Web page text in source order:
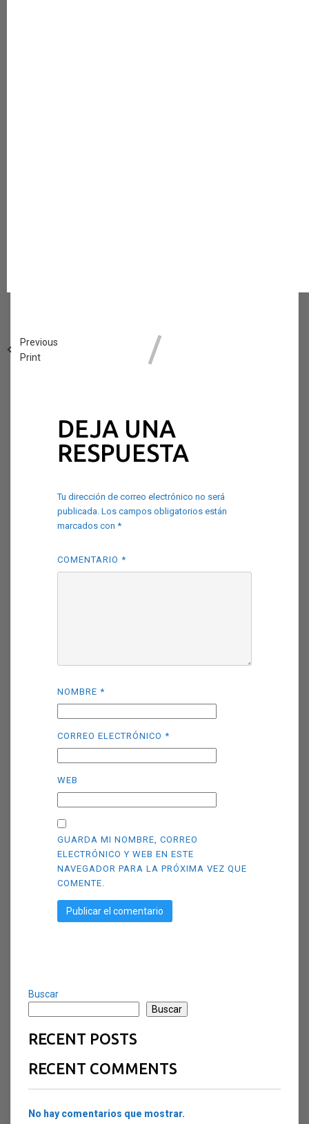
Previous
Print
DEJA UNA
RESPUESTA
Tu dirección de correo electrónico no será
publicada. Los campos obligatorios están
marcados con *
COMENTARIO *
NOMBRE *
CORREO ELECTRÓNICO *
WEB
GUARDA MI NOMBRE, CORREO
ELECTRÓNICO Y WEB EN ESTE
NAVEGADOR PARA LA PRÓXIMA VEZ QUE
COMENTE.
Buscar
Buscar
RECENT POSTS
RECENT COMMENTS
No hay comentarios que mostrar.